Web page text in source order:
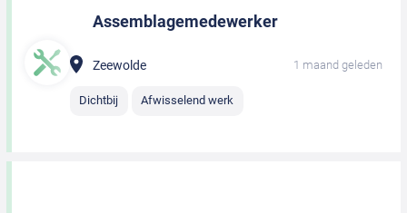
Assemblagemedewerker
Zeewolde 1 maand geleden
Dichtbij Afwisselend werk